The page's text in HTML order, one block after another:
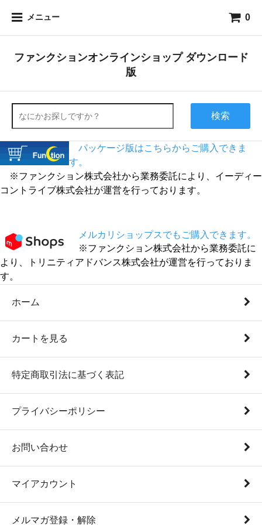
メニュー 0
ファンクションオンラインショップ ダウンロード
版
検索
パッケージ版はこちらからご購入できま
す。
※ファンクション株式会社から業務委託により、イーディー
コントライブ株式会社が運営を行っております。
メルカリショップスでもご購入できます。
※ファンクション株式会社から業務委託に
より、トリニティアドバンス株式会社が運営を行っておりま
す。
ホーム
カートを見る
特定商取引法に基づく表記
プライバシーポリシー
お問い合わせ
マイアカウント
メルマガ登録・解除